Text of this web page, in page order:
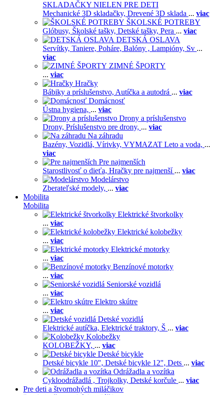
SKLADAČKY NIELEN PRE DETI
Mechanické 3D skladačky, Drevené 3D sklada ... viac
ŠKOLSKÉ POTREBY
Glóbusy, Školské tašky, Detské tašky, Pera ... viac
DETSKÁ OSLAVA
Servítky, Taniere, Poháre, Balóny , Lampióny, Sv ...
viac
ZIMNÉ ŠPORTY
... viac
Hračky
Bábiky a príslušenstvo, Autíčka a autodrá ... viac
Domácnosť
Ústna hygiena, ... viac
Drony a príslušenstvo
Drony, Príslušenstvo pre drony, ... viac
Na záhradu
Bazény, Vozidlá, Vírivky, VYMAZAT Leto a voda, ...
viac
Pre najmenších
Starostlivosť o dieťa, Hračky pre najmenší ... viac
Modelárstvo
Zberateľské modely, ... viac
Mobilita
Mobilita
Elektrické štvorkolky
... viac
Elektrické kolobežky
... viac
Elektrické motorky
... viac
Benzínové motorky
... viac
Seniorské vozidlá
... viac
Elektro skútre
... viac
Detské vozidlá
Elektrické autíčka, Elektrické traktory, Š ... viac
Kolobežky
KOLOBEŽKY, ... viac
Detské bicykle
Detské bicykle 10", Detské bicykle 12", Dets ... viac
Odrážadla a vozítka
Cykloodrážadlá , Trojkolky, Detské korčule ... viac
Pre deti a štvornohých miláčikov